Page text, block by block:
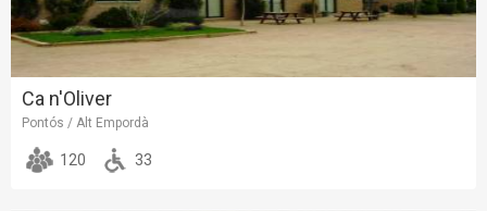
Ca n'Oliver
Pontós / Alt Empordà
120 33